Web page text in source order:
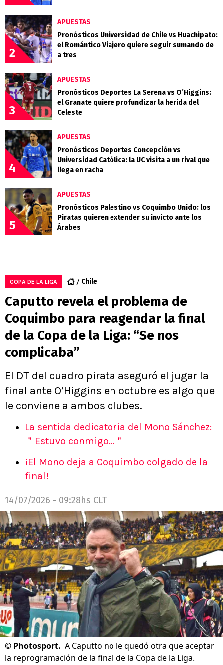
2
APUESTAS
Pronósticos Universidad de Chile vs Huachipato:
el Romántico Viajero quiere seguir sumando de
a tres
3
APUESTAS
Pronósticos Deportes La Serena vs O’Higgins:
el Granate quiere profundizar la herida del
Celeste
4
APUESTAS
Pronósticos Deportes Concepción vs
Universidad Católica: la UC visita a un rival que
llega en racha
5
APUESTAS
Pronósticos Palestino vs Coquimbo Unido: los
Piratas quieren extender su invicto ante los
Árabes
COPA DE LA LIGA Chile
Caputto revela el problema de
Coquimbo para reagendar la final
de la Copa de la Liga: “Se nos
complicaba”
El DT del cuadro pirata aseguró el jugar la
final ante O’Higgins en octubre es algo que
le conviene a ambos clubes.
La sentida dedicatoria del Mono Sánchez:
＂Estuvo conmigo...＂
¡El Mono deja a Coquimbo colgado de la
final!
14/07/2026 - 09:28hs CLT
© Photosport. A Caputto no le quedó otra que aceptar
la reprogramación de la final de la Copa de la Liga.